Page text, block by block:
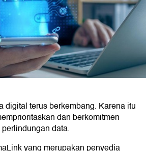
digital terus berkembang. Karena itu
dan berkomitmen
data.
yang merupakan penyedia